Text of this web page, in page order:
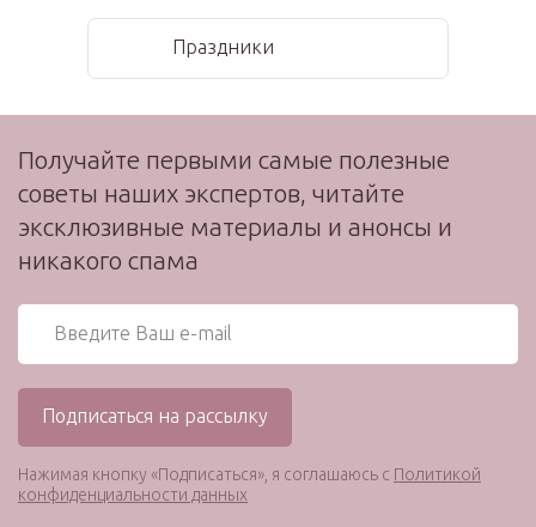
Праздники
Получайте первыми самые полезные
советы наших экспертов, читайте
эксклюзивные материалы и анонсы и
никакого спама
Нажимая кнопку «Подписаться», я соглашаюсь с Политикой
конфиденциальности данных